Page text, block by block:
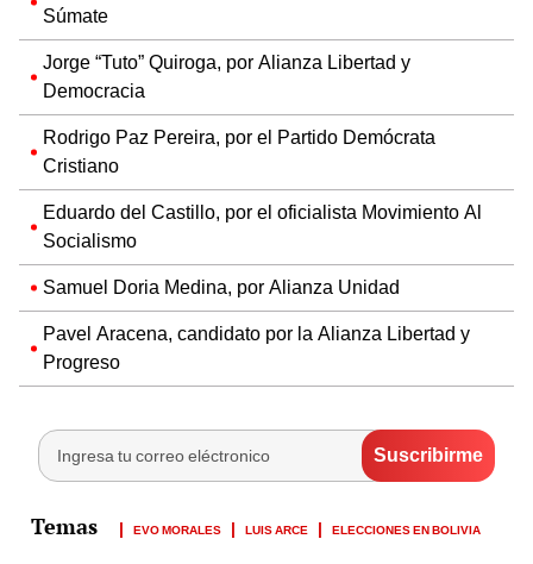
Súmate
Jorge “Tuto” Quiroga, por Alianza Libertad y
Democracia
Rodrigo Paz Pereira, por el Partido Demócrata
Cristiano
Eduardo del Castillo, por el oficialista Movimiento Al
Socialismo
Samuel Doria Medina, por Alianza Unidad
Pavel Aracena, candidato por la Alianza Libertad y
Progreso
EVO MORALES LUIS ARCE ELECCIONES EN BOLIVIA